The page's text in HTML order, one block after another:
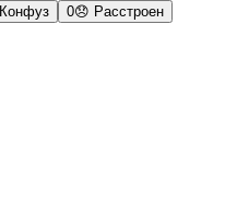
Конфуз 0😞 Расстроен